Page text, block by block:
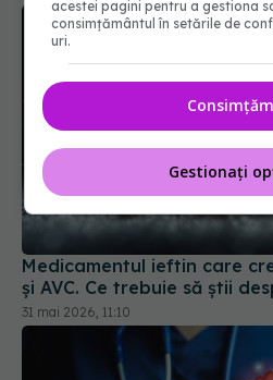
Medicamentul ieftin care
și AVC. Ce trebuie să știi
31 mai 2026, 11:10
acestei pagini pentru a gestiona
consimțământul în setările de
uri.
Gestionați